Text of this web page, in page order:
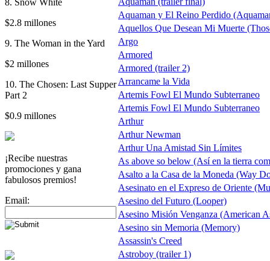
$2.8 millones
9. The Woman in the Yard
$2 millones
10. The Chosen: Last Supper
Part 2
$0.9 millones
¡Recibe nuestras
promociones y gana
fabulosos premios!
Email:
Aquaman y El Reino Perdido
Aquellos Que Desean Mi Muerte
Argo
Armored
Armored (trailer 2)
Arrancame la Vida
Artemis Fowl El Mundo Subterraneo
Artemis Fowl El Mundo Subterraneo
Arthur
Arthur Newman
Arthur Una Amistad Sin Límites
As above so below (Así en la tierra
Asalto a la Casa de la Moneda (Way
Asesinato en el Expreso de Oriente
Asesino del Futuro (Looper)
Asesino Misión Venganza (American
Asesino sin Memoria (Memory)
Assassin's Creed
Astroboy (trailer 1)